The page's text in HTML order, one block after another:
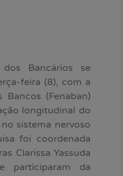
Bancários se
feira (8), com a
Bancos (Fenaban)
longitudinal do
sistema nervoso
foi coordenada
Clarissa Yassuda
participaram da